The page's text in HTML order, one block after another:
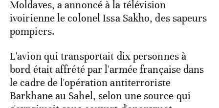
Moldaves, a annoncé à la télévision
ivoirienne le colonel Issa Sakho, des sapeurs
pompiers.
L'avion qui transportait dix personnes à
bord était affrété par l'armée française dans
le cadre de l'opération antiterroriste
Barkhane au Sahel, selon une source qui